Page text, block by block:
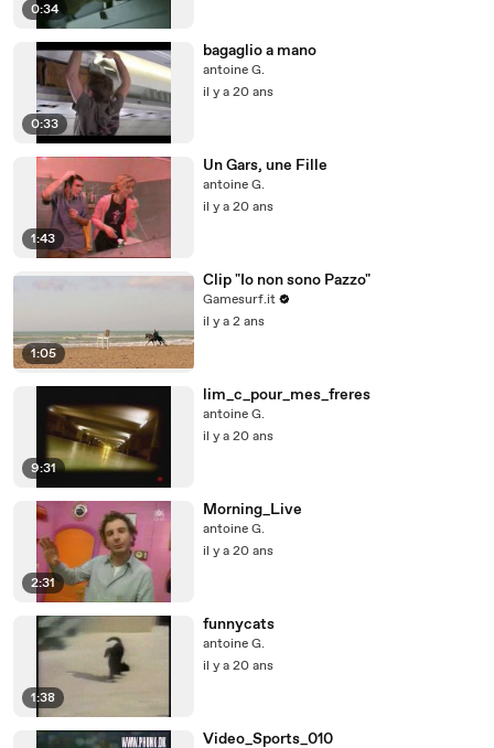
0:34
0:33
bagaglio a mano
antoine G.
il y a 20 ans
1:43
Un Gars, une Fille
antoine G.
il y a 20 ans
1:05
Clip "Io non sono Pazzo"
Gamesurf.it
il y a 2 ans
9:31
lim_c_pour_mes_freres
antoine G.
il y a 20 ans
2:31
Morning_Live
antoine G.
il y a 20 ans
1:38
funnycats
antoine G.
il y a 20 ans
Video_Sports_010